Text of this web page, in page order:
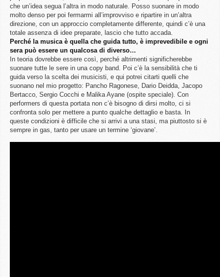
che un’idea segua l’altra in modo naturale. Posso suonare in modo
molto denso per poi fermarmi all’improvviso e ripartire in un’altra
direzione, con un approccio completamente differente, quindi c’è una
totale assenza di idee preparate, lascio che tutto accada.
Perché la musica è quella che guida tutto, è imprevedibile e ogni
sera può essere un qualcosa di diverso…
In teoria dovrebbe essere così, perché altrimenti significherebbe
suonare tutte le sere in una copy band. Poi c’è la sensibilità che ti
guida verso la scelta dei musicisti, e qui potrei citarti quelli che
suonano nel mio progetto: Pancho Ragonese, Dario Deidda, Jacopo
Bertacco, Sergio Cocchi e Malika Ayane (ospite speciale). Con
performers di questa portata non c’è bisogno di dirsi molto, ci si
confronta solo per mettere a punto qualche dettaglio e basta. In
queste condizioni è difficile che si arrivi a una stasi, ma piuttosto si è
sempre in gas, tanto per usare un termine ‘giovane’.